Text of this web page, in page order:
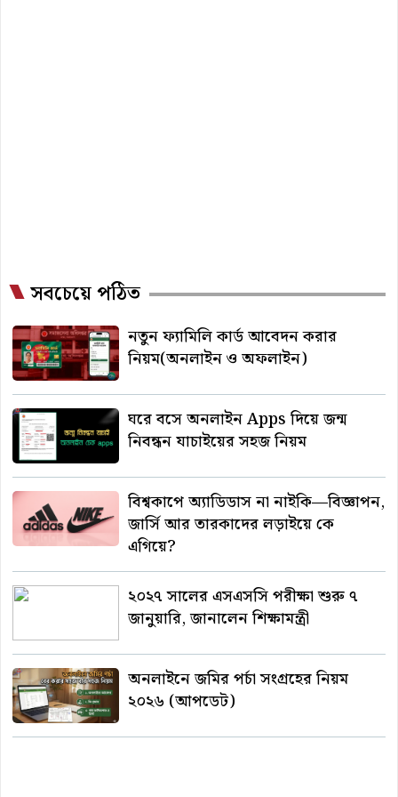
সবচেয়ে পঠিত
নতুন ফ্যামিলি কার্ড আবেদন করার
নিয়ম(অনলাইন ও অফলাইন)
ঘরে বসে অনলাইন Apps দিয়ে জন্ম
নিবন্ধন যাচাইয়ের সহজ নিয়ম
বিশ্বকাপে অ্যাডিডাস না নাইকি—বিজ্ঞাপন,
জার্সি আর তারকাদের লড়াইয়ে কে
এগিয়ে?
২০২৭ সালের এসএসসি পরীক্ষা শুরু ৭
জানুয়ারি, জানালেন শিক্ষামন্ত্রী
অনলাইনে জমির পর্চা সংগ্রহের নিয়ম
২০২৬ (আপডেট)